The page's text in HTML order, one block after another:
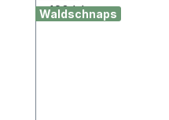
Waldschnaps